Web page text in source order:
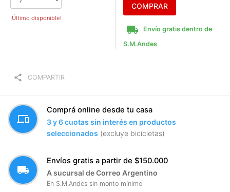
¡Último disponible!
COMPRAR
local_shipping
Envío gratis dentro de
S.M.Andes
share COMPARTIR
devices
Comprá online desde tu casa
3 y 6 cuotas sin interés en productos
seleccionados (excluye bicicletas)
local_shipping
Envíos gratis a partir de $150.000
A sucursal de Correo Argentino
En S.M.Andes sin monto mínimo